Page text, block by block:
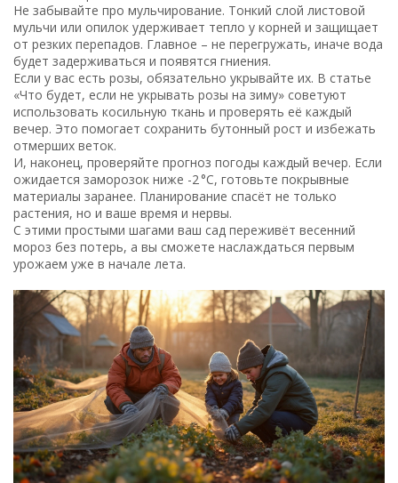
Не забывайте про мульчирование. Тонкий слой листовой
мульчи или опилок удерживает тепло у корней и защищает
от резких перепадов. Главное – не перегружать, иначе вода
будет задерживаться и появятся гниения.
Если у вас есть розы, обязательно укрывайте их. В статье
«Что будет, если не укрывать розы на зиму» советуют
использовать косильную ткань и проверять её каждый
вечер. Это помогает сохранить бутонный рост и избежать
отмерших веток.
И, наконец, проверяйте прогноз погоды каждый вечер. Если
ожидается заморозок ниже -2 °C, готовьте покрывные
материалы заранее. Планирование спасёт не только
растения, но и ваше время и нервы.
С этими простыми шагами ваш сад переживёт весенний
мороз без потерь, а вы сможете наслаждаться первым
урожаем уже в начале лета.